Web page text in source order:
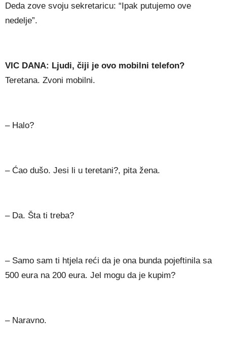
Deda zove svoju sekretaricu: “Ipak putujemo ove
nedelje”.
VIC DANA: Ljudi, čiji je ovo mobilni telefon?
Teretana. Zvoni mobilni.
– Halo?
– Ćao dušo. Jesi li u teretani?, pita žena.
– Da. Šta ti treba?
– Samo sam ti htjela reći da je ona bunda pojeftinila sa
500 eura na 200 eura. Jel mogu da je kupim?
– Naravno.